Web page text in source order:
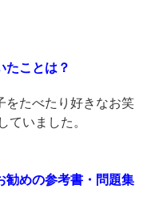
ことは？
をたべたり好きなお笑
ていました。
めの参考書・問題集